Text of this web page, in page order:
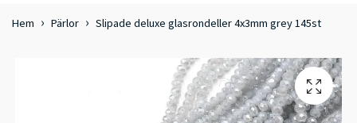
Hem Pärlor Slipade deluxe glasrondeller 4x3mm grey 145st